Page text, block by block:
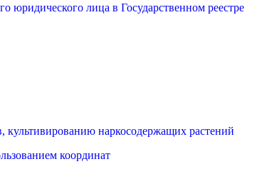
лица в Государственном реестре
культивированию наркосодержащих растений
координат